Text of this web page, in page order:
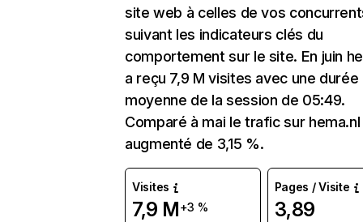
site web à celles de vos
suivant les indicateurs clés du
comportement sur le site. En juin
a reçu 7,9 M visites avec une durée
moyenne de la session de 05:49.
Comparé à mai le trafic sur hema.nl
augmenté de 3,15 %.
Visites
7,9 M+3 %
Pages / Visite
3,89